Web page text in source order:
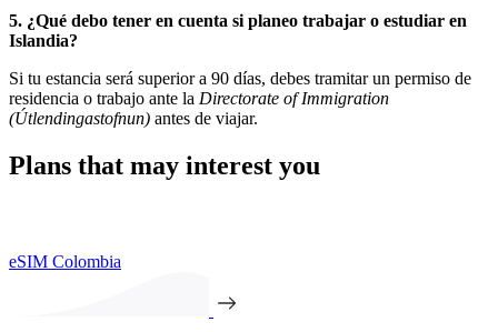
5. ¿Qué debo tener en cuenta si planeo trabajar o estudiar en
Islandia?
Si tu estancia será superior a 90 días, debes tramitar un permiso de
residencia o trabajo ante la Directorate of Immigration
(Útlendingastofnun) antes de viajar.
Plans that may interest you
eSIM Colombia